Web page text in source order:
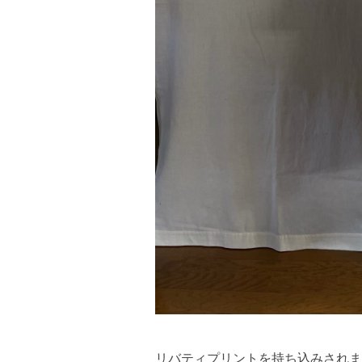
リバティプリントを持ち込みされ